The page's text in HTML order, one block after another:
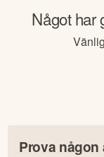
Något har
Prova någon